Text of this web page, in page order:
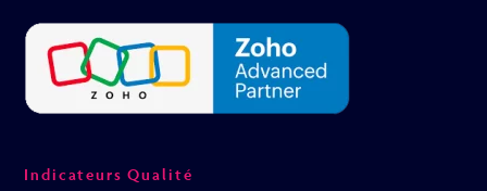
Indicateurs Qualité